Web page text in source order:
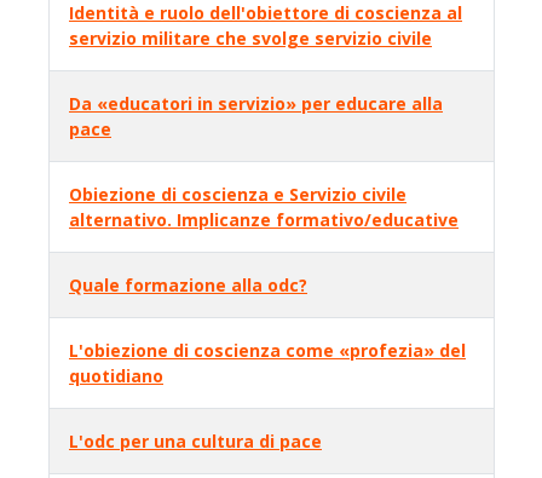
Identità e ruolo dell'obiettore di coscienza al
servizio militare che svolge servizio civile
Da «educatori in servizio» per educare alla
pace
Obiezione di coscienza e Servizio civile
alternativo. Implicanze formativo/educative
Quale formazione alla odc?
L'obiezione di coscienza come «profezia» del
quotidiano
L'odc per una cultura di pace